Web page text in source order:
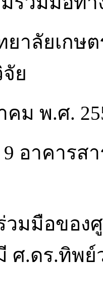
ยาลัยเกษ
ย
คม พ.ศ.
อาคารส
วมมือของ
ศ.ดร.ทิพย์